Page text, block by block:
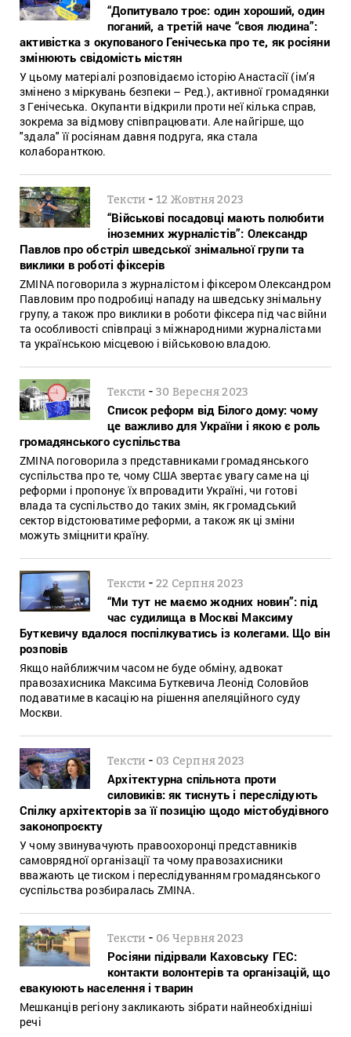
“Допитувало троє: один хороший, один
поганий, а третій наче “своя людина”:
активістка з окупованого Генічеська про те, як росіяни
змінюють свідомість містян
У цьому матеріалі розповідаємо історію Анастасії (ім’я
змінено з міркувань безпеки – Ред.), активної громадянки
з Генічеська. Окупанти відкрили проти неї кілька справ,
зокрема за відмову співпрацювати. Але найгірше, що
"здала" її росіянам давня подруга, яка стала
колаборанткою.
Тексти -12 Жовтня 2023
“Військові посадовці мають полюбити
іноземних журналістів”: Олександр
Павлов про обстріл шведської знімальної групи та
виклики в роботі фіксерів
ZMINA поговорила з журналістом і фіксером Олександром
Павловим про подробиці нападу на шведську знімальну
групу, а також про виклики в роботи фіксера під час війни
та особливості співпраці з міжнародними журналістами
та українською місцевою і військовою владою.
Тексти -30 Вересня 2023
Список реформ від Білого дому: чому
це важливо для України і якою є роль
громадянського суспільства
ZMINA поговорила з представниками громадянського
суспільства про те, чому США звертає увагу саме на ці
реформи і пропонує їх впровадити Україні, чи готові
влада та суспільство до таких змін, як громадський
сектор відстоюватиме реформи, а також як ці зміни
можуть зміцнити країну.
Тексти -22 Серпня 2023
“Ми тут не маємо жодних новин”: під
час судилища в Москві Максиму
Буткевичу вдалося поспілкуватись із колегами. Що він
розповів
Якщо найближчим часом не буде обміну, адвокат
правозахисника Максима Буткевича Леонід Соловйов
подаватиме в касацію на рішення апеляційного суду
Москви.
Тексти - 03 Серпня 2023
Архітектурна спільнота проти
силовиків: як тиснуть і переслідують
Спілку архітекторів за її позицію щодо містобудівного
законопроєкту
У чому звинувачують правоохоронці представників
самоврядної організації та чому правозахисники
вважають це тиском і переслідуванням громадянського
суспільства розбиралась ZMINA.
Тексти - 06 Червня 2023
Росіяни підірвали Каховську ГЕС:
контакти волонтерів та організацій, що
евакуюють населення і тварин
Мешканців регіону закликають зібрати найнеобхідніші
речі